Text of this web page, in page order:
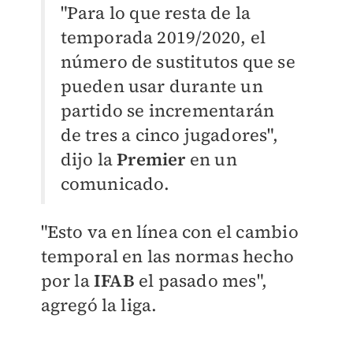
"Para lo que resta de la
temporada 2019/2020, el
número de sustitutos que se
pueden usar durante un
partido se incrementarán
de tres a cinco jugadores",
dijo laPremieren un
comunicado.
"Esto va en línea con el cambio
temporal en las normas hecho
por laIFAB el pasado mes",
agregó la liga.